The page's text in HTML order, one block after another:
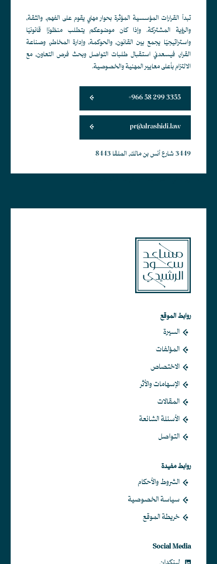
تبدأ القرارات المؤسسية المؤثرة بحوار مهني يقوم على الفهم، والثقة،
والرؤية المشتركة. وإذا كان موضوعكم يتطلب منظورًا قانونيًا
واستراتيجيًا يجمع بين القانون، والحوكمة، وإدارة المخاطر، وصناعة
القرار، فيسعدني استقبال طلبات التواصل وبحث فرص التعاون، مع
الالتزام بأعلى معايير المهنية والخصوصية.
+966 58 299 3355
pr@alrashidi.law
3449 شارع أنس بن مالك, الملقا 8443
روابط الموقع
السيرة
المؤلفات
الاختصاص
الإسهامات والأثر
المقالات
الأسئلة الشائعة
التواصل
روابط مفيدة
الشروط والأحكام
سياسة الخصوصية
خريطة الموقع
Social Media